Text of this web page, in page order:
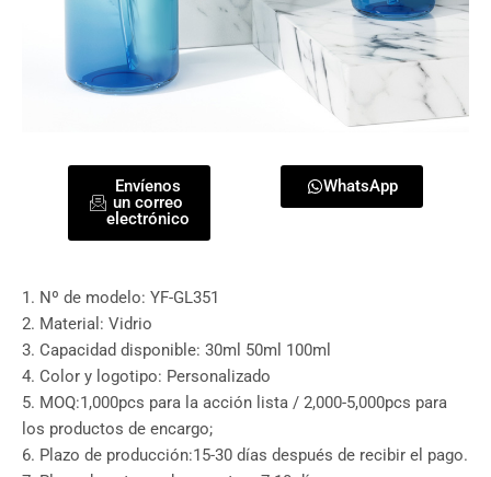
Envíenos
un correo
electrónico
WhatsApp
1. Nº de modelo: YF-GL351
2. Material: Vidrio
3. Capacidad disponible: 30ml 50ml 100ml
4. Color y logotipo: Personalizado
5. MOQ:1,000pcs para la acción lista / 2,000-5,000pcs para
los productos de encargo;
6. Plazo de producción:15-30 días después de recibir el pago.